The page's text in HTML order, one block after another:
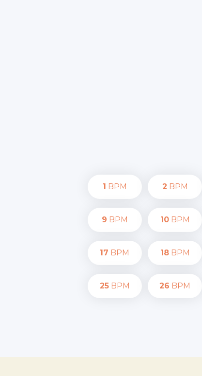
1 BPM 2 BPM
9 BPM 10BPM
17 BPM 18BPM
25BPM 26 BPM